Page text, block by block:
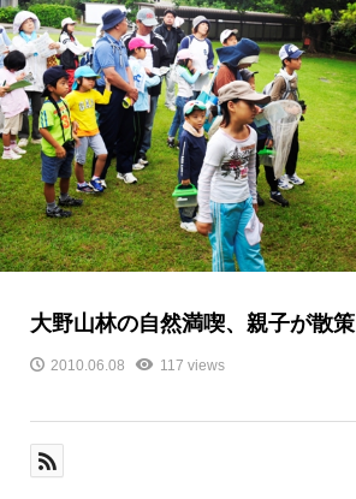
大野山林の自然満喫、親子が散策
2010.06.08 117 views